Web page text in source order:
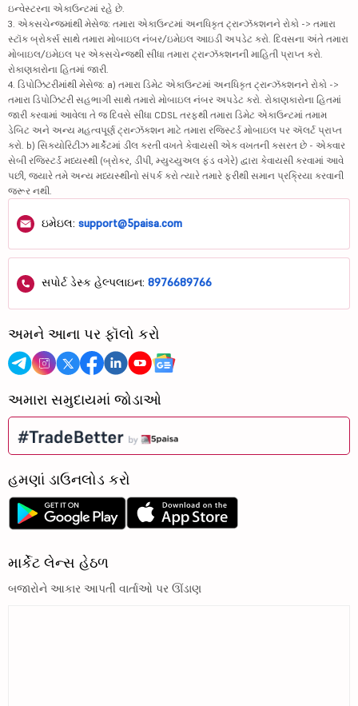
ઇન્વેસ્ટરના એકાઉન્ટમાં રહે છે.
3. એક્સચેન્જમાંથી મેસેજ: તમારા એકાઉન્ટમાં અનધિકૃત ટ્રાન્ઝૅક્શનને રોકો -> તમારા
સ્ટૉક બ્રોકર્સ સાથે તમારા મોબાઇલ નંબર/ઇમેઇલ આઇડી અપડેટ કરો. દિવસના અંતે તમારા
મોબાઇલ/ઇમેઇલ પર એક્સચેન્જથી સીધા તમારા ટ્રાન્ઝૅક્શનની માહિતી પ્રાપ્ત કરો.
રોકાણકારોના હિતમાં જારી.
4. ડિપોઝિટરીમાંથી મેસેજ: a) તમારા ડિમેટ એકાઉન્ટમાં અનધિકૃત ટ્રાન્ઝૅક્શનને રોકો ->
તમારા ડિપોઝિટરી સહભાગી સાથે તમારો મોબાઇલ નંબર અપડેટ કરો. રોકાણકારોના હિતમાં
જારી કરવામાં આવેલા તે જ દિવસે સીધા CDSL તરફથી તમારા ડિમેટ એકાઉન્ટમાં તમામ
ડેબિટ અને અન્ય મહત્વપૂર્ણ ટ્રાન્ઝૅક્શન માટે તમારા રજિસ્ટર્ડ મોબાઇલ પર ઍલર્ટ પ્રાપ્ત
કરો. b) સિક્યોરિટીઝ માર્કેટમાં ડીલ કરતી વખતે કેવાયસી એક વખતની કસરત છે - એકવાર
સેબી રજિસ્ટર્ડ મધ્યસ્થી (બ્રોકર, ડીપી, મ્યુચ્યુઅલ ફંડ વગેરે) દ્વારા કેવાયસી કરવામાં આવે
પછી, જ્યારે તમે અન્ય મધ્યસ્થીનો સંપર્ક કરો ત્યારે તમારે ફરીથી સમાન પ્રક્રિયા કરવાની
જરૂર નથી.
ઇમેઇલ: support@5paisa.com
સપોર્ટ ડેસ્ક હેલ્પલાઇન: 8976689766
અમને આના પર ફૉલો કરો
અમારા સમુદાયમાં જોડાઓ
હમણાં ડાઉનલોડ કરો
માર્કેટ લેન્સ હેઠળ
બજારોને આકાર આપતી વાર્તાઓ પર ઊંડાણ